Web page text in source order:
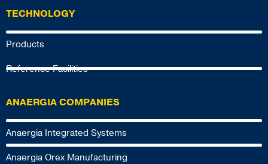
TECHNOLOGY
Products
Reference Facilities
ANAERGIA COMPANIES
Anaergia Integrated Systems
Anaergia Orex Manufacturing